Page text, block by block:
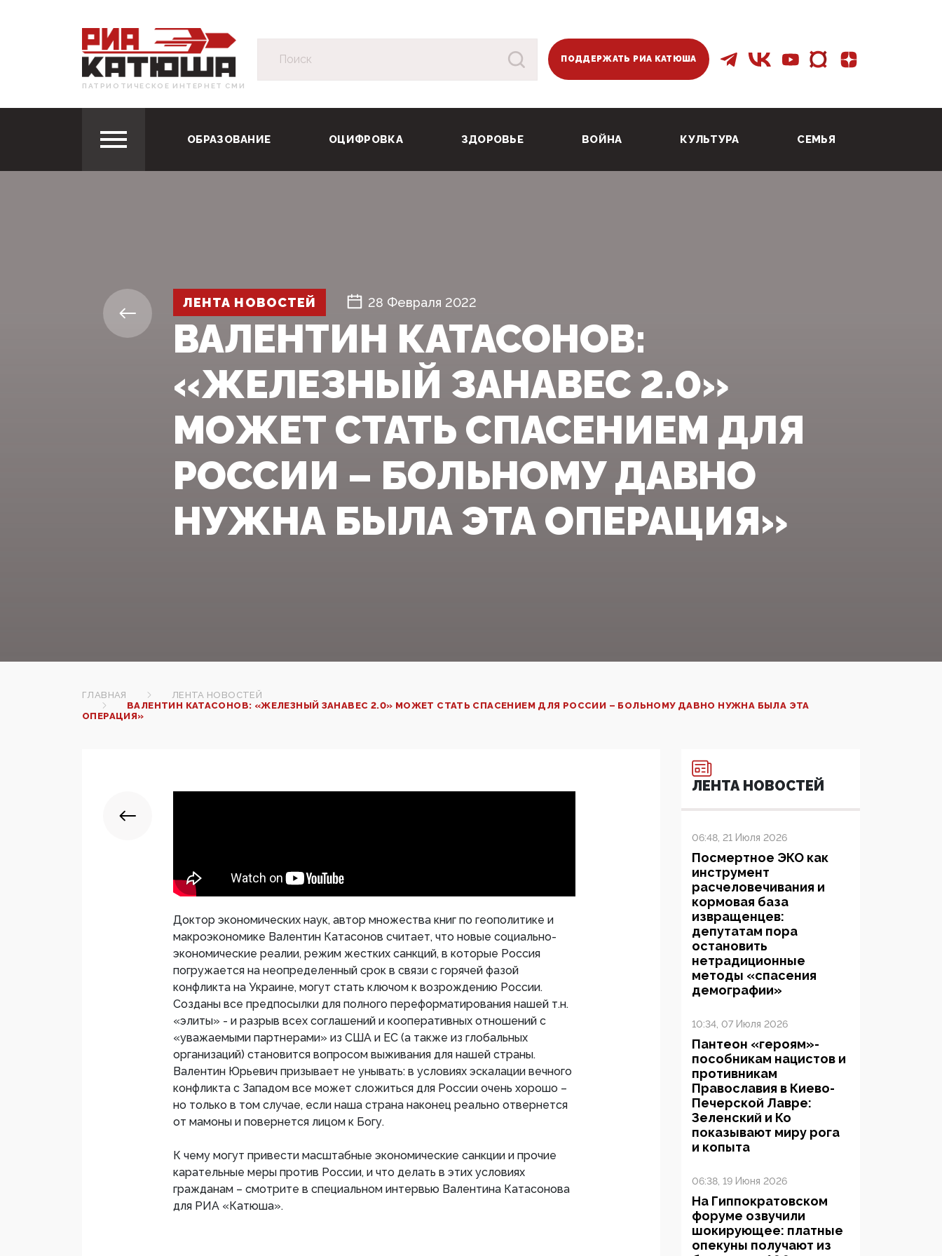
ПАТРИОТИЧЕСКОЕ ИНТЕРНЕТ СМИ
ПОДДЕРЖАТЬ РИА КАТЮША
ОБРАЗОВАНИЕ ОЦИФРОВКА ЗДОРОВЬЕ ВОЙНА КУЛЬТУРА СЕМЬЯ
ЛЕНТА НОВОСТЕЙ 28 Февраля 2022
ВАЛЕНТИН КАТАСОНОВ:
«ЖЕЛЕЗНЫЙ ЗАНАВЕС 2.0»
МОЖЕТ СТАТЬ СПАСЕНИЕМ ДЛЯ
РОССИИ – БОЛЬНОМУ ДАВНО
НУЖНА БЫЛА ЭТА ОПЕРАЦИЯ»
ГЛАВНАЯ
ЛЕНТА НОВОСТЕЙ
ВАЛЕНТИН КАТАСОНОВ: «ЖЕЛЕЗНЫЙ ЗАНАВЕС 2.0» МОЖЕТ СТАТЬ СПАСЕНИЕМ ДЛЯ РОССИИ – БОЛЬНОМУ ДАВНО НУЖНА БЫЛА ЭТА
ОПЕРАЦИЯ»
Доктор экономических наук, автор множества книг по геополитике и
макроэкономике Валентин Катасонов считает, что новые социально-
экономические реалии, режим жестких санкций, в которые Россия
погружается на неопределенный срок в связи с горячей фазой
конфликта на Украине, могут стать ключом к возрождению России.
Созданы все предпосылки для полного переформатирования нашей т.н.
«элиты» - и разрыв всех соглашений и кооперативных отношений с
«уважаемыми партнерами» из США и ЕС (а также из глобальных
организаций) становится вопросом выживания для нашей страны.
Валентин Юрьевич призывает не унывать: в условиях эскалации вечного
конфликта с Западом все может сложиться для России очень хорошо –
но только в том случае, если наша страна наконец реально отвернется
от мамоны и повернется лицом к Богу.
К чему могут привести масштабные экономические санкции и прочие
карательные меры против России, и что делать в этих условиях
гражданам – смотрите в специальном интервью Валентина Катасонова
для РИА «Катюша».
ЛЕНТА НОВОСТЕЙ
06:48, 21 Июля 2026
Посмертное ЭКО как
инструмент
расчеловечивания и
кормовая база
извращенцев:
депутатам пора
остановить
нетрадиционные
методы «спасения
демографии»
10:34, 07 Июля 2026
Пантеон «героям»-
пособникам нацистов и
противникам
Православия в Киево-
Печерской Лавре:
Зеленский и Ко
показывают миру рога
и копыта
06:38, 19 Июня 2026
На Гиппократовском
форуме озвучили
шокирующее: платные
опекуны получают из